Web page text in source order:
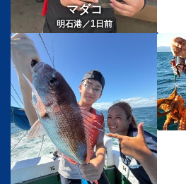
マダコ
明石港／1 日前